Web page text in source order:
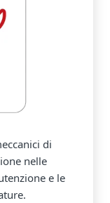
di
nelle
e le